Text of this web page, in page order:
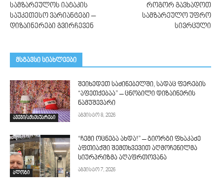
სამზარეულოს იატაკის
საუკეთესო ვარიანტები –
დიზაინერები გვირჩევენ
როგორ გავხადოთ
სამზარეულო უფრო
სივრცული
მსგავსი სიახლეები
ავეჯი/აქსესუარები
შეიხედეთ საძინებელში, სადაც ფერების
“აფეთქებაა” – ცნობილი დიზაინერის
ნამუშევარი
აგვისტო 8, 2026
ბლოგი
“ჩემი ოცნება ახდა!” – გიორგი ფხაკაძე
აფთიაქში შემთხვევით აღმოჩენილმა
სიურპრიზმა აღაფრთოვანა
აგვისტო 7, 2026